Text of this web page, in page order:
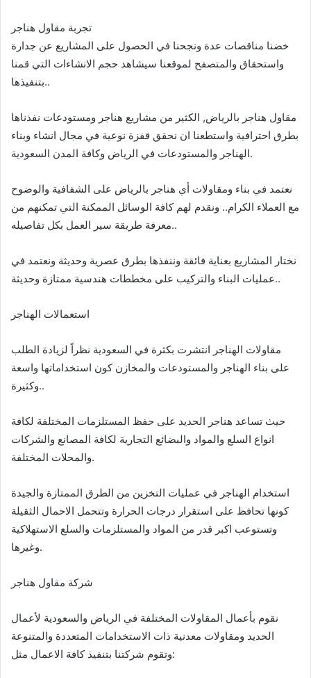
تجربة مقاول هناجر
خضنا مناقصات عدة ونجحنا في الحصول على المشاريع عن جدارة
واستحقاق والمتصفح لموقعنا سيشاهد حجم الانشاءات التي قمنا
بتنفيذها..
مقاول هناجر بالرياض, الكثير من مشاريع هناجر ومستودعات نفذناها
بطرق احترافية واستطعنا ان نحقق قفزة نوعية في مجال انشاء وبناء
الهناجر والمستودعات في الرياض وكافة المدن السعودية.
نعتمد في بناء ومقاولات أي هناجر بالرياض على الشفافية والوضوح
مع العملاء الكرام.. ونقدم لهم كافة الوسائل الممكنة التي تمكنهم من
معرفة طريقة سير العمل بكل تفاصيله..
نختار المشاريع بعناية فائقة وننفذها بطرق عصرية وحديثة ونعتمد في
عمليات البناء والتركيب على مخططات هندسية ممتازة وحديثة..
استعمالات الهناجر
مقاولات الهناجر انتشرت بكثرة في السعودية نظراً لزيادة الطلب
على بناء الهناجر والمستودعات والمخازن كون استخداماتها واسعة
وكثيرة..
حيث تساعد هناجر الحديد على حفظ المستلزمات المختلفة لكافة
انواع السلع والمواد والبضائع التجارية لكافة المصانع والشركات
والمحلات المختلفة.
استخدام الهناجر في عمليات التخزين من الطرق الممتازة والجيدة
كونها تحافظ على استقرار درجات الحرارة وتتحمل الاحمال الثقيلة
وتستوعب اكبر قدر من المواد والمستلزمات والسلع الاستهلاكية
وغيرها.
شركة مقاول هناجر
نقوم بأعمال المقاولات المختلفة في الرياض والسعودية لأعمال
الحديد ومقاولات معدنية ذات الاستخدامات المتعددة والمتنوعة
وتقوم شركتنا بتنفيذ كافة الاعمال مثل: